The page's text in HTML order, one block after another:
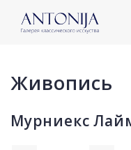
Живопись
Мурниекс